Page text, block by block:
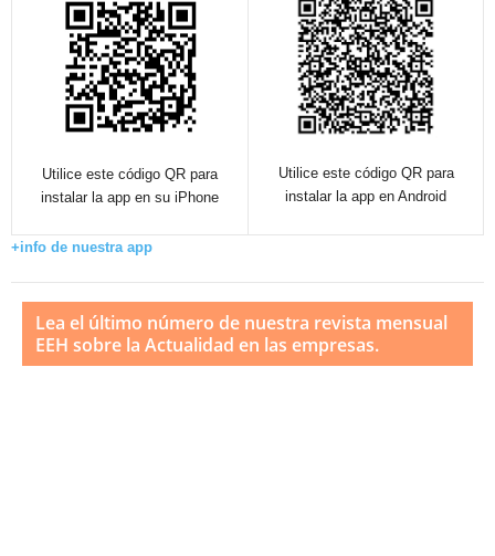
Utilice este código QR para
instalar la app en su iPhone
Utilice este código QR para
instalar la app en Android
+info de nuestra app
Lea el último número de nuestra revista mensual
EEH sobre la Actualidad en las empresas.